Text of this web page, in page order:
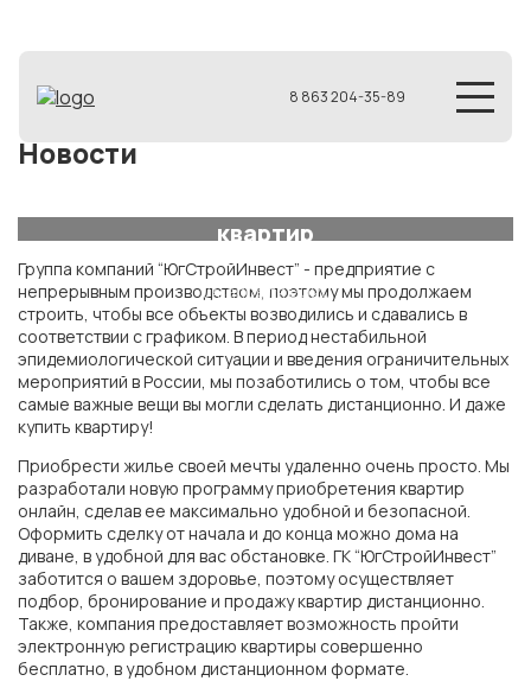
8 863 204-35-89
Новости
Группа компаний “ЮгСтройИнвест”
квартир
04 апреля 2020
Группа компаний “ЮгСтройИнвест” - предприятие с
непрерывным производством, поэтому мы продолжаем
строить, чтобы все объекты возводились и сдавались в
соответствии с графиком. В период нестабильной
эпидемиологической ситуации и введения ограничительных
мероприятий в России, мы позаботились о том, чтобы все
самые важные вещи вы могли сделать дистанционно. И даже
купить квартиру!
Приобрести жилье своей мечты удаленно очень просто. Мы
разработали новую программу приобретения квартир
онлайн, сделав ее максимально удобной и безопасной.
Оформить сделку от начала и до конца можно дома на
диване, в удобной для вас обстановке. ГК “ЮгСтройИнвест”
заботится о вашем здоровье, поэтому осуществляет
подбор, бронирование и продажу квартир дистанционно.
Также, компания предоставляет возможность пройти
электронную регистрацию квартиры совершенно
бесплатно, в удобном дистанционном формате.